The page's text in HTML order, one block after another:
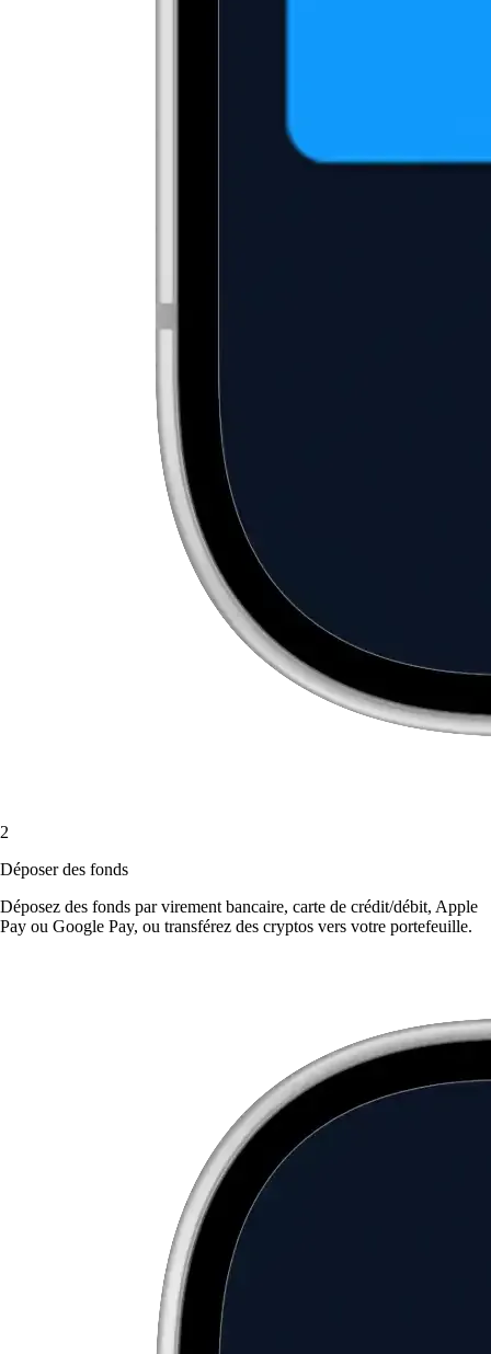
2
Déposer des fonds
Déposez des fonds par virement bancaire, carte de crédit/débit, Apple
Pay ou Google Pay, ou transférez des cryptos vers votre portefeuille.